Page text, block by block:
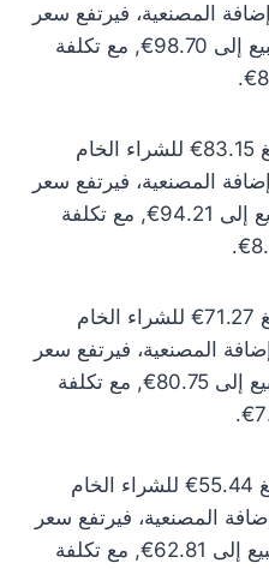
إضافة المصنعية، فيرتفع سعر
الشراء إلى 95.83€ وسعر البيع إلى 98.70€, مع تكلفة
سعر الذهب عيار 21 اليوم يبلغ 83.15€ للشراء الخام
إضافة المصنعية، فيرتفع سعر
الشراء إلى 91.47€ وسعر البيع إلى 94.21€, مع تكلفة
سعر الذهب عيار 18 اليوم يبلغ 71.27€ للشراء الخام
إضافة المصنعية، فيرتفع سعر
الشراء إلى 78.40€ وسعر البيع إلى 80.75€, مع تكلفة
سعر الذهب عيار 14 اليوم يبلغ 55.44€ للشراء الخام
إضافة المصنعية، فيرتفع سعر
الشراء إلى 60.98€ وسعر البيع إلى 62.81€, مع تكلفة